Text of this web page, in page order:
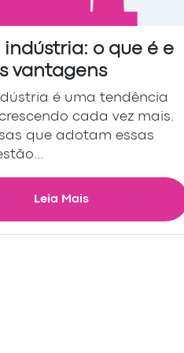
indústria: o que é e
vantagens
é uma tendência
cada vez mais.
que adotam essas
Leia Mais